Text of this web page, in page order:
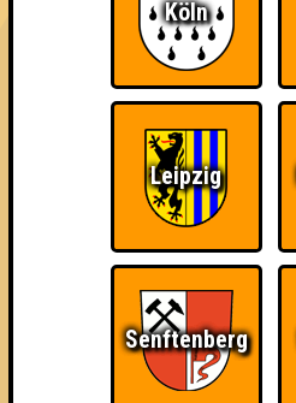
1. GameEinsam
20
2. Quitzeho
20
2. Bleicher Gang
21
3. Bill You Murray Me
3. Stange und die Kellerkinder
18 17
Köln
Leipzig
Senftenberg